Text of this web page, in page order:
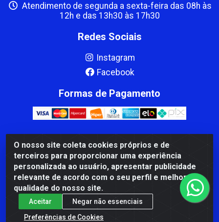
O nosso site coleta cookies próprios e de
terceiros para proporcionar uma experiência
personalizada ao usuário, apresentar publicidade
relevante de acordo com o seu perfil e melhorar a
qualidade do nosso site.
Aceitar
Negar não essenciais
Preferências de Cookies
Atendimento de segunda a sexta-feira das 08h às
12h e das 13h30 às 17h30
Redes Sociais
Instagram
Facebook
Formas de Pagamento
CBP MACEDO COMERCIO PEÇAS LTDA Matriz - av Mauro
Miranda Madureira, 1249 - Coramara , Cachoeiro de
Itapemirim/ES - CEP 29.311-310 - CNPJ 00.502.680/0001-41